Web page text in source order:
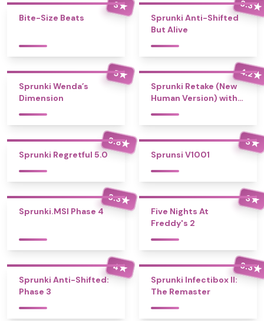
3★
Bite-Size Beats
3.3★
Sprunki Anti-Shifted
But Alive
5★
Sprunki Wenda’s
Dimension
4.2★
Sprunki Retake (New
Human Version) with
3.8★
Sprunki Regretful 5.0
3★
Sprunsi V1001
3.3★
Sprunki.MSI Phase 4
3★
Five Nights At
Freddy's 2
4★
Sprunki Anti-Shifted:
Phase 3
3.3★
Sprunki Infectibox II:
The Remaster